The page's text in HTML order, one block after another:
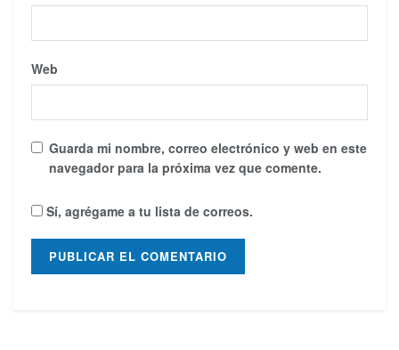
Web
Guarda mi nombre, correo electrónico y web en este
navegador para la próxima vez que comente.
Sí, agrégame a tu lista de correos.